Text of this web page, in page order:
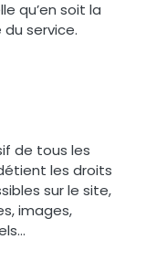
qu’en soit la
service.
de tous les
les droits
sur le site,
images,